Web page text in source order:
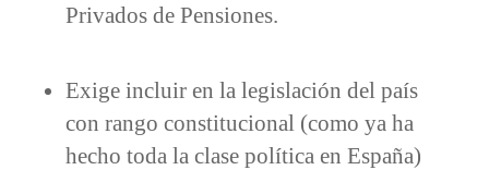
Privados de Pensiones.
Exige incluir en la legislación del país
con rango constitucional (como ya ha
hecho toda la clase política en España)